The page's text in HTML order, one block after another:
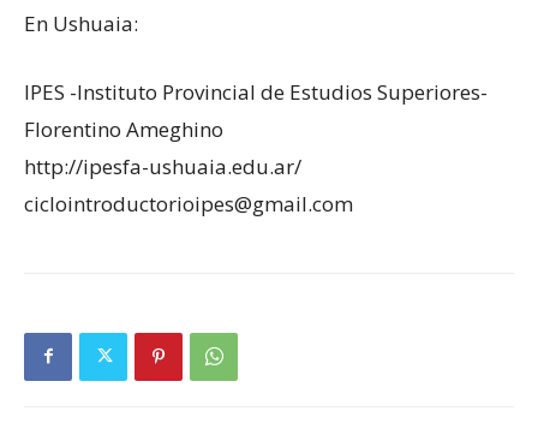
En Ushuaia:
IPES -Instituto Provincial de Estudios Superiores-
Florentino Ameghino
http://ipesfa-ushuaia.edu.ar/
ciclointroductorioipes@gmail.com